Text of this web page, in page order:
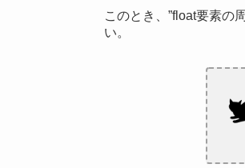
このとき、”float要素の
い。